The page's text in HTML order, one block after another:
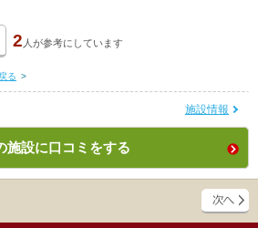
2 人が参考にしています
る >
施設情報
施設に口コミをする